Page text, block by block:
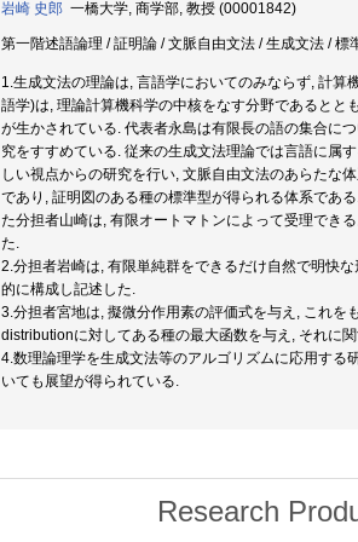
岩崎 史郎 一橋大学, 商学部, 教授 (00001842)
第一階述語論理 / 証明論 / 文脈自由文法 / 生成文法 / 標
1.生成文法の理論は, 言語学においてのみならず, 計
語学)は, 理論計算機科学の中核をなす分野であると
が生かされている. 代表者永島は有限長の語の集合に
究をすすめている. 従来の生成文法理論では言語に属
しい視点からの研究を行い, 文脈自由文法のあらたな
であり, 証明図のある種の標準型が得られる体系であ
た分担者山崎は, 有限オートマトンによって受理でき
た.
2.分担者岩崎は, 有限単純群をできるだけ自然で明快
的に構成し記述した.
3.分担者宮地は, 擬微分作用素の評価式を与え, これ
distributionに対してある種の最大函数を与え, それに
4.数理論理学を生成文法等のアルゴリズムに応用する
いても展望が得られている.
Research